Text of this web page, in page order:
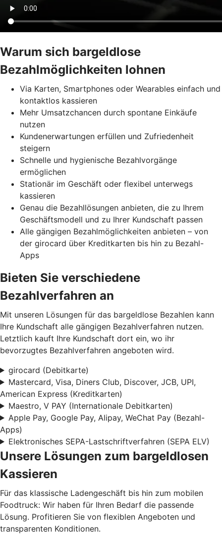
Warum sich bargeldlose
Bezahlmöglichkeiten lohnen
Via Karten, Smartphones oder Wearables einfach und
kontaktlos kassieren
Mehr Umsatzchancen durch spontane Einkäufe
nutzen
Kundenerwartungen erfüllen und Zufriedenheit
steigern
Schnelle und hygienische Bezahlvorgänge
ermöglichen
Stationär im Geschäft oder flexibel unterwegs
kassieren
Genau die Bezahllösungen anbieten, die zu Ihrem
Geschäftsmodell und zu Ihrer Kundschaft passen
Alle gängigen Bezahlmöglichkeiten anbieten – von
der girocard über Kreditkarten bis hin zu Bezahl-
Apps
Bieten Sie verschiedene
Bezahlverfahren an
Mit unseren Lösungen für das bargeldlose Bezahlen kann
Ihre Kundschaft alle gängigen Bezahlverfahren nutzen.
Letztlich kauft Ihre Kundschaft dort ein, wo ihr
bevorzugtes Bezahlverfahren angeboten wird.
girocard (Debitkarte)
Mastercard, Visa, Diners Club, Discover, JCB, UPI,
American Express (Kreditkarten)
Maestro, V PAY (Internationale Debitkarten)
Apple Pay, Google Pay, Alipay, WeChat Pay (Bezahl-
Apps)
Elektronisches SEPA-Lastschriftverfahren (SEPA ELV)
Unsere Lösungen zum bargeldlosen
Kassieren
Für das klassische Ladengeschäft bis hin zum mobilen
Foodtruck: Wir haben für Ihren Bedarf die passende
Lösung. Profitieren Sie von flexiblen Angeboten und
transparenten Konditionen.